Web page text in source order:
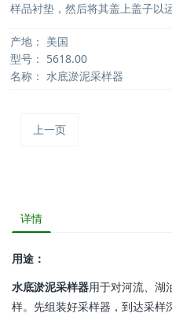
样品衬垫，然后将其盖上盖子以
产地： 美国
型号： 5618.00
名称： 水底淤泥采样器
上一页
详情
用途：
水底淤泥采样器用于对河流、湖
样。先组装好采样器，到达采样